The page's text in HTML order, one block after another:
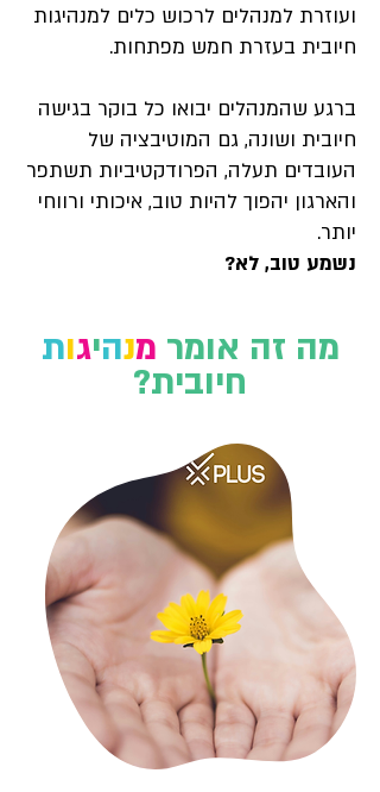
ועוזרת למנהלים לרכוש כלים למנהיגות
חיובית בעזרת חמש מפתחות.
ברגע שהמנהלים יבואו כל בוקר בגישה
חיובית ושונה, גם המוטיבציה של
העובדים תעלה, הפרודקטיביות תשתפר
והארגון יהפוך להיות טוב, איכותי ורווחי
יותר.
נשמע טוב, לא?
מה זה אומר מנהיגות
חיובית?